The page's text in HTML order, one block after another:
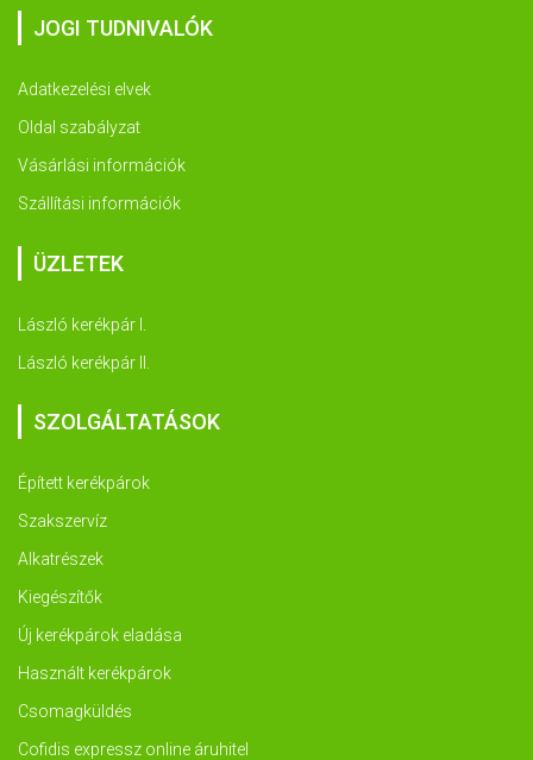
JOGI TUDNIVALÓK
Adatkezelési elvek
Oldal szabályzat
Vásárlási információk
Szállítási információk
ÜZLETEK
László kerékpár I.
László kerékpár II.
SZOLGÁLTATÁSOK
Épített kerékpárok
Szakszervíz
Alkatrészek
Kiegészítők
Új kerékpárok eladása
Használt kerékpárok
Csomagküldés
Cofidis expressz online áruhitel